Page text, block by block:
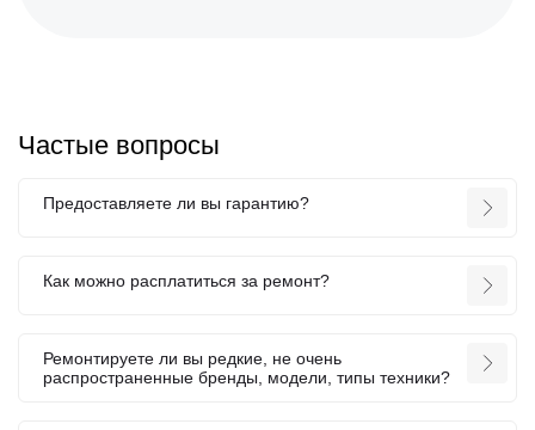
Частые вопросы
Предоставляете ли вы гарантию?
Как можно расплатиться за ремонт?
Ремонтируете ли вы редкие, не очень
распространенные бренды, модели, типы техники?